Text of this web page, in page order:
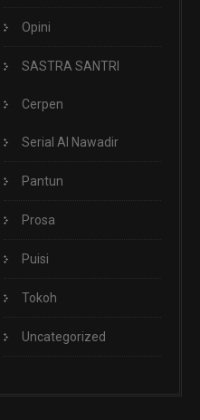
Opini
SASTRA SANTRI
Cerpen
Serial Al Nawadir
Pantun
Prosa
Puisi
Tokoh
Uncategorized